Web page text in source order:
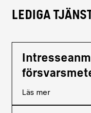
Lediga
Läs mer